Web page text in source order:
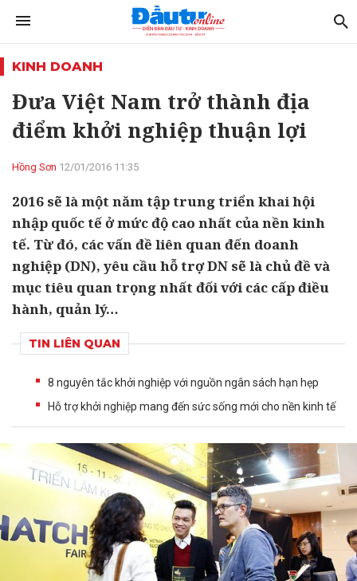
KINH DOANH
Đưa Việt Nam trở thành địa
điểm khởi nghiệp thuận lợi
Hồng Sơn 12/01/2016 11:35
2016 sẽ là một năm tập trung triển khai hội
nhập quốc tế ở mức độ cao nhất của nền kinh
tế. Từ đó, các vấn đề liên quan đến doanh
nghiệp (DN), yêu cầu hỗ trợ DN sẽ là chủ đề và
mục tiêu quan trọng nhất đối với các cấp điều
hành, quản lý…
TIN LIÊN QUAN
8 nguyên tắc khởi nghiệp với nguồn ngân sách hạn hẹp
Hỗ trợ khởi nghiệp mang đến sức sống mới cho nền kinh tế